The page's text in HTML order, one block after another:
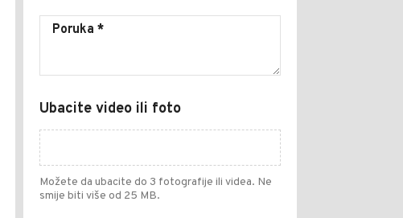
Ubacite video ili foto
Možete da ubacite do 3 fotografije ili videa. Ne
smije biti više od 25 MB.